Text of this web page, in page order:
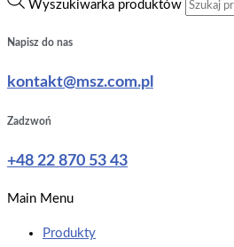
Wyszukiwarka produktów
Napisz do nas
kontakt@msz.com.pl
Zadzwoń
+48 22 870 53 43
Main Menu
Produkty